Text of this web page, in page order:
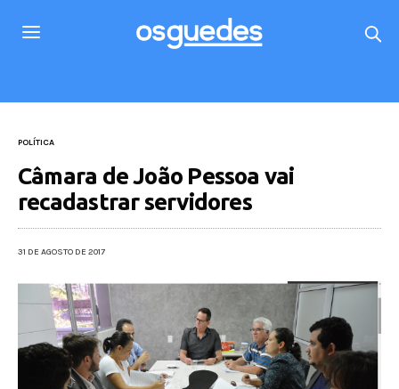
POLÍTICA
Câmara de João Pessoa vai
recadastrar servidores
31 DE AGOSTO DE 2017